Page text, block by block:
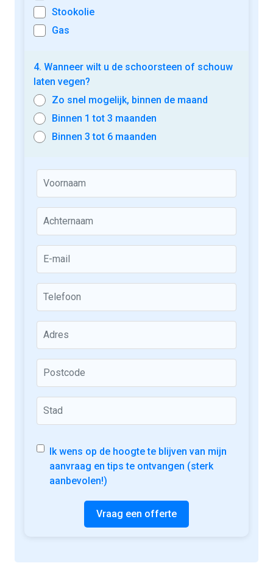
Stookolie
Gas
4. Wanneer wilt u de schoorsteen of schouw
laten vegen?
Zo snel mogelijk, binnen de maand
Binnen 1 tot 3 maanden
Binnen 3 tot 6 maanden
Ik wens op de hoogte te blijven van mijn
aanvraag en tips te ontvangen (sterk
aanbevolen!)
Vraag een offerte